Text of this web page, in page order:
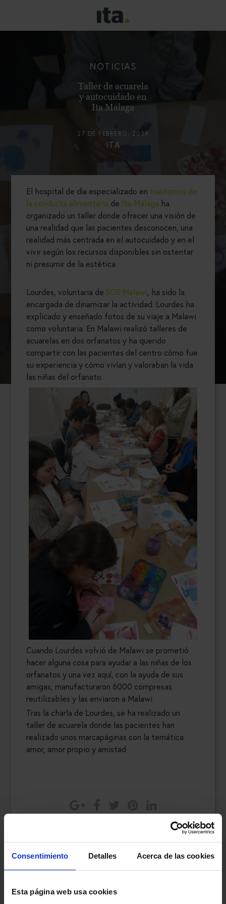
Consentimiento Detalles Acerca de las cookies
Esta página web usa cookies
NOTICIAS
Taller de acuarela
y autocuidado en
Ita Málaga
27 DE FEBRERO, 2024
ITA
El hospital de día especializado en trastornos de
la conducta alimentaria de Ita Málaga ha
organizado un taller donde ofrecer una visión de
una realidad que las pacientes desconocen, una
realidad más centrada en el autocuidado y en el
vivir según los recursos disponibles sin ostentar
ni presumir de la estética.
Lourdes, voluntaria de SOS Malawi , ha sido la
encargada de dinamizar la actividad. Lourdes ha
explicado y enseñado fotos de su viaje a Malawi
como voluntaria. En Malawi realizó talleres de
acuarelas en dos orfanatos y ha querido
compartir con las pacientes del centro cómo fue
su experiencia y cómo vivían y valoraban la vida
las niñas del orfanato.
Cuando Lourdes volvió de Malawi se prometió
hacer alguna cosa para ayudar a las niñas de los
orfanatos y una vez aquí, con la ayuda de sus
amigas, manufacturaron 6000 compresas
reutilizables y las enviaron a Malawi.
Tras la charla de Lourdes, se ha realizado un
taller de acuarela donde las pacientes han
realizado unos marcapáginas con la temática
amor, amor propio y amistad